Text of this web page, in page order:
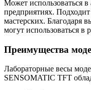
Может использоваться
предприятиях. Подходит
мастерских. Благодаря
могут использоваться в
Преимущества
Лабораторные весы
SENSOMATIC TFT